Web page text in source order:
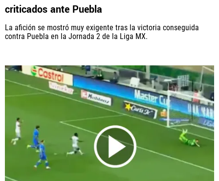
criticados ante Puebla
La afición se mostró muy exigente tras la victoria conseguida
contra Puebla en la Jornada 2 de la Liga MX.